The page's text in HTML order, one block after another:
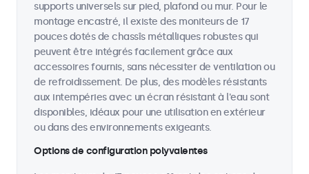
supports universels sur pied, plafond ou mur. Pour le
montage encastré, il existe des moniteurs de 17
pouces dotés de chassîs métalliques robustes qui
peuvent être intégrés facilement grâce aux
accessoires fournis, sans nécessiter de ventilation ou
de refroidissement. De plus, des modèles résistants
aux intempéries avec un écran résistant à l'eau sont
disponibles, idéaux pour une utilisation en extérieur
ou dans des environnements exigeants.
Options de configuration polyvalentes